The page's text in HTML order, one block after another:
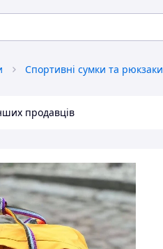
Спортивні сумки та рюкзаки
продавців